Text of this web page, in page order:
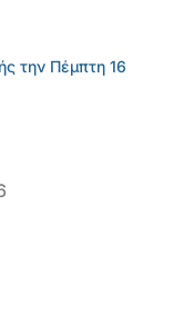
την Πέμπτη 16